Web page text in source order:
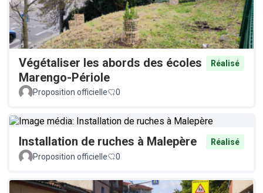
Végétaliser les abords des écoles
Marengo-Périole
Réalisé
Proposition officielle 0
Installation de ruches à Malepère
Réalisé
Proposition officielle
0